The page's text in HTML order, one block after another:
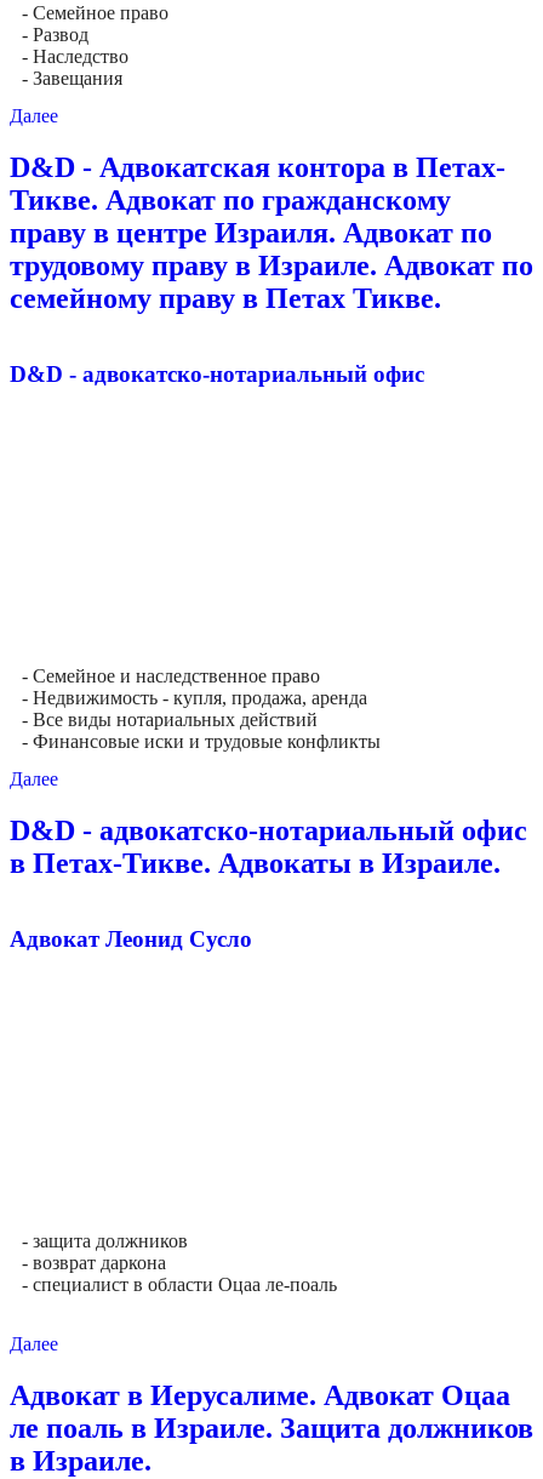
- Семейное право
- Развод
- Наследство
- Завещания
Далее
D&D - Адвокатская контора в Петах-
Тикве. Адвокат по гражданскому
праву в центре Израиля. Адвокат по
трудовому праву в Израиле. Адвокат по
семейному праву в Петах Тикве.
D&D - адвокатско-нотариальный офис
- Семейное и наследственное право
- Недвижимость - купля, продажа, аренда
- Все виды нотариальных действий
- Финансовые иски и трудовые конфликты
Далее
D&D - адвокатско-нотариальный офис
в Петах-Тикве. Адвокаты в Израиле.
Адвокат Леонид Сусло
- защита должников
- возврат даркона
- специалист в области Оцаа ле-поаль
Далее
Адвокат в Иерусалиме. Адвокат Оцаа
ле поаль в Израиле. Защита должников
в Израиле.